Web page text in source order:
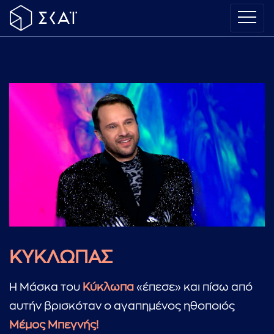
ΚΥΚΛΩΠΑΣ
Η Μάσκα του Κύκλωπα «έπεσε» και πίσω από
αυτήν βρισκόταν ο αγαπημένος ηθοποιός
Μέμος Μπεγνής!